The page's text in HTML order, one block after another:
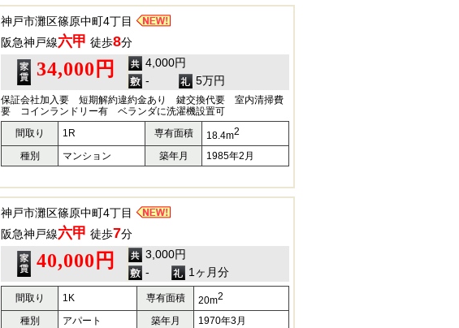
神戸市灘区篠原中町4丁目
阪急神戸線六甲 徒歩8分
34,000円
4,000円
-
5万円
保証会社加入要 短期解約違約金あり 鍵交換代要 室内清掃費
要 コインランドリー有 ベランダに洗濯機設置可
間取り
1R 専有面積 18.4m2
種別 マンション 築年月
1985年2月
神戸市灘区篠原中町4丁目
阪急神戸線六甲 徒歩7分
40,000円
3,000円
-
1ヶ月分
間取り 1K 専有面積 20m2
種別 アパート 築年月 1970年3月